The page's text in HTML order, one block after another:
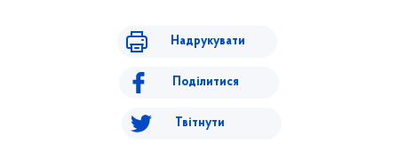
Надрукувати
Поділитися
Твітнути